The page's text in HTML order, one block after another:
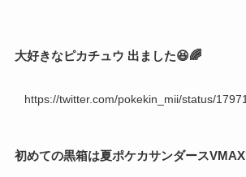
大好きなピカチュウ 出ました😆🌈
https://twitter.com/pokekin_mii/status/
初めての黒箱は夏ポケカサンダース